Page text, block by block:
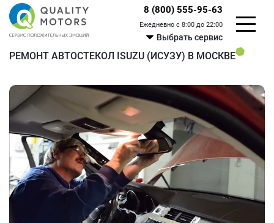
8 (800) 555-95-63
Ежедневно с 8:00 до 22:00
Выбрать сервис
РЕМОНТ АВТОСТЕКОЛ ISUZU (ИСУЗУ) В МОСКВЕ